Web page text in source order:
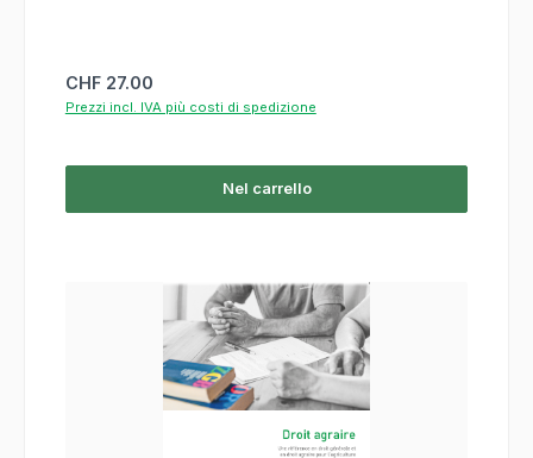
Prezzo normale:
CHF 27.00
Prezzi incl. IVA più costi di spedizione
Nel carrello